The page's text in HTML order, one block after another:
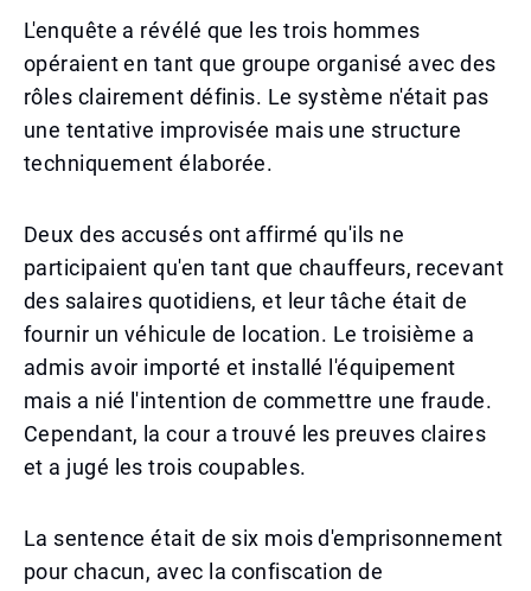
L'enquête a révélé que les trois hommes
opéraient en tant que groupe organisé avec des
rôles clairement définis. Le système n'était pas
une tentative improvisée mais une structure
techniquement élaborée.
Deux des accusés ont affirmé qu'ils ne
participaient qu'en tant que chauffeurs, recevant
des salaires quotidiens, et leur tâche était de
fournir un véhicule de location. Le troisième a
admis avoir importé et installé l'équipement
mais a nié l'intention de commettre une fraude.
Cependant, la cour a trouvé les preuves claires
et a jugé les trois coupables.
La sentence était de six mois d'emprisonnement
pour chacun, avec la confiscation de